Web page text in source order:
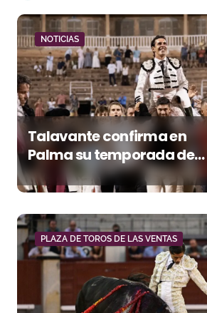
NOTICIAS
Talavante confirma en
Palma su temporada de
figura y el palco niega el
premio a Roca Rey
PLAZA DE TOROS DE LAS VENTAS